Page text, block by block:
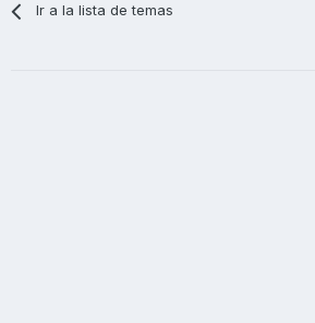
Ir a la lista de temas